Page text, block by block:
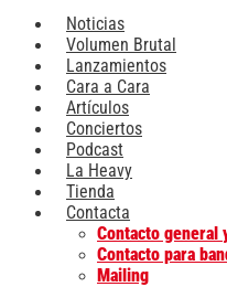
Noticias
Volumen Brutal
Lanzamientos
Cara a Cara
Artículos
Conciertos
Podcast
La Heavy
Tienda
Contacta
Contacto general
Contacto para
Mailing